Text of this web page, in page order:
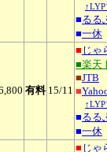
■るる
■一休
有料 15/11
■ じゃ
■楽天
■JTB
■
■るる
■一休
■ じゃ